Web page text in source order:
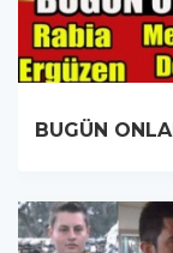
BUGÜN